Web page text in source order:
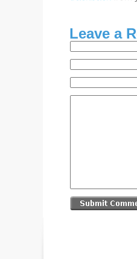
Leave a